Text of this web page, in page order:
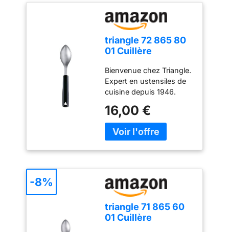
apprécie l'artisanat
japonais raffiné. Idéal
pour les pendaisons de
crémaillère, les
anniversaires ou les
occasions spéciales.
vaisselle : nettoyez en
toute sécurité au lave-
vaisselle sans aucun
effet indésirable.
triangle 72 865 80
01 Cuillère
avec poignée
courte fabriquée à
Solingen/Germany
Cuillère à cames de
qualité
professionnelle
Bienvenue chez Triangle.
Expert en ustensiles de
cuisine depuis 1946.
professionnels et les
particuliers passionnés
de cuisine.
16,00 €
triangle 71 865 60
01 Cuillère
-8%